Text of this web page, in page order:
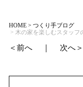
HOME> つくり手ブログ
> 木の家を楽しむスタッ
＜前へ 次へ＞